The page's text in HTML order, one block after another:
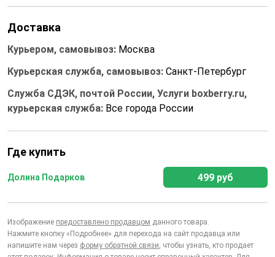
Доставка
Курьером, самовывоз: Москва
Курьерская служба, самовывоз: Санкт-Петербург
Служба СДЭК, почтой России, Услуги boxberry.ru,
курьерская служба: Все города России
Где купить
Долина Подарков 499 руб
Изображение предоставлено продавцом данного товара.
Нажмите кнопку «Подробнее» для перехода на сайт продавца или
напишите нам через форму обратной связи, чтобы узнать, кто продает